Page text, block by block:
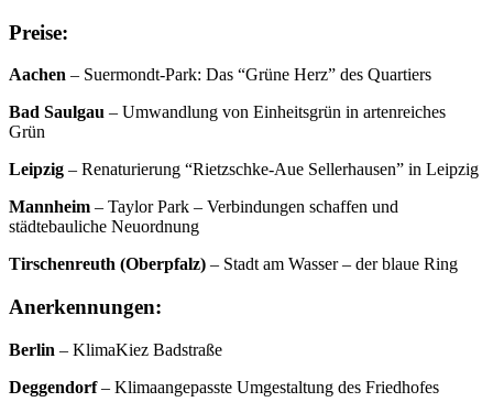
Preise:
Aachen – Suermondt-Park: Das “Grüne Herz” des Quartiers
Bad Saulgau – Umwandlung von Einheitsgrün in artenreiches
Grün
Leipzig – Renaturierung “Rietzschke-Aue Sellerhausen” in Leipzig
Mannheim – Taylor Park – Verbindungen schaffen und
städtebauliche Neuordnung
Tirschenreuth (Oberpfalz) – Stadt am Wasser – der blaue Ring
Anerkennungen:
Berlin – KlimaKiez Badstraße
Deggendorf– Klimaangepasste Umgestaltung des Friedhofes